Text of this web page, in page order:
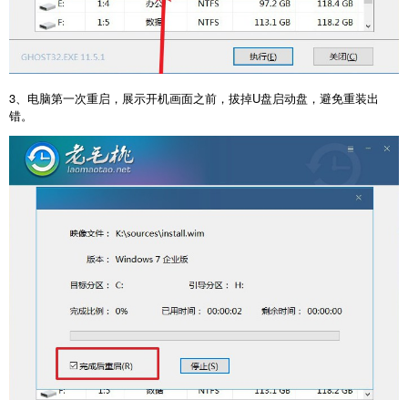
3、电脑第一次重启，展示开机画面之前，拔掉U盘启动盘，避免重装出
错。